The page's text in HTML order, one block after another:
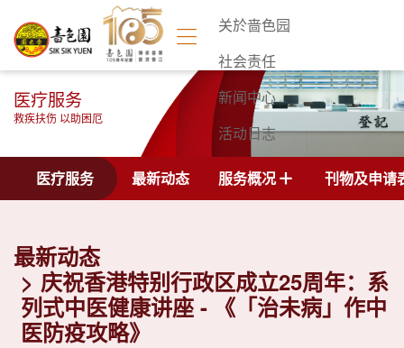
关於啬色园
社会责任
新闻中心
活动日志
联络我们
医疗服务
救疾扶伤 以助困厄
医疗服务 最新动态 服务概况 刊物及申请
最新动态
庆祝香港特别行政区成立25周年：系
列式中医健康讲座 - 《「治未病」作中
医防疫攻略》